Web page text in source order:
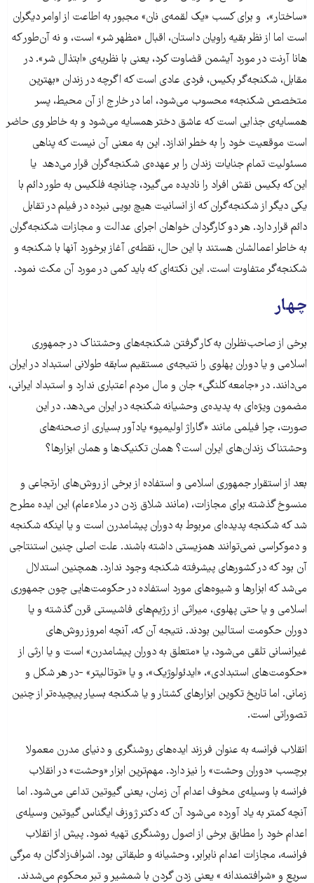
«ساختار»، و برای کسب «یک لقمه‌ی نان» مجبور به اطاعت از اوامر دیگران
است اما از نظر بقیه راویان داستان، اقبال «مظهر شر» است، و نه آن‌طور که
هانا آرنت در مورد آیشمن قضاوت کرد، یعنی با نظریه‌ی «ابتذال شر». در
مقابل، شکنجه‌گر بکیس، فردی عادی است که اگرچه در زندان «بهترین
متخصص شکنجه» محسوب می‌شود، اما در خارج از آن محیط، پسر
همسایه‌ی جذابی است که عاشق دختر همسایه می‌شود و به خاطر وی حاضر
است موقعیت خود را به خطر اندازد. این به معنی آن نیست که پناهی
مسئولیت تمام جنایات زندان را بر عهده‌ی شکنجه‌گران قرار می‌دهد یا
این‌که بکیس نقش افراد را نادیده می‌گیرد، چنانچه فلکیس به طور دائم با
یکی دیگر از شکنجه‌گران که از انسانیت هیچ بویی نبرده در فیلم در تقابل
دائم قرار دارد. هر دو کارگردان خواهان اجرای عدالت و مجازات شکنجه‌گران
به خاطر اعمالشان هستند با این حال، نقطه‌ی آغاز برخورد آنها با شکنجه و
شکنجه‌گر متفاوت است. این نکته‌ای که باید کمی در مورد آن مکث نمود.
چهار
برخی از صاحب‌نظران به کار گرفتن شکنجه‌های وحشتناک در جمهوری
اسلامی و یا دوران پهلوی را نتیجه‌ی مستقیم سابقه طولانی استبداد در ایران
می‌دانند. در «جامعه کلنگی» جان و مال مردم اعتباری ندارد و استبداد ایرانی،
مضمون ویژه‌اى به پدیده‌ی وحشیانه شکنجه در ایران می‌دهد. در این
صورت، چرا فیلمی مانند «گاراژ اولیمپو» یادآور بسیاری از صحنه‌های
وحشتناک زندان‌های ایران است؟ همان تکنیک‌ها و همان ابزارها؟
بعد از استقرار جمهوری اسلامی و استفاده از برخی از روش‌های ارتجاعی و
منسوخ گذشته برای مجازات، (مانند شلاق زدن در ملاءعام) این ایده مطرح
شد که شکنجه پدیده‌ای مربوط به دوران پیشامدرن است و یا اینکه شکنجه
و دموکراسی نمی‌توانند همزیستی داشته باشند. علت اصلی چنین استنتاجی
آن بود که در کشورهای پیشرفته شکنجه وجود ندارد. همچنین استدلال
می‌شد که ابزارها و شیوه‌های مورد استفاده در حکومت‌هایی چون جمهوری
اسلامی و یا حتی پهلوی، میراثی از رژیم‌های فاشیستی قرن گذشته و یا
دوران حکومت استالین بودند. نتیجه آن که، آنچه امروز روش‌های
غیرانسانی تلقی می‌شود، یا «متعلق به دوران پیشامدرن» است و یا ارثی از
«حکومت‌های استبدادی»، «ایدئولوژیک»، و یا «توتالیتر» -در هر شکل و
زمانی. اما تاریخ تکوین ابزارهای کشتار و یا شکنجه بسیار پیچیده‌تر از چنین
تصوراتی است.
انقلاب فرانسه به عنوان فرزند ایده‌های روشنگری و دنیای مدرن معمولا
برچسب «دوران وحشت» را نیز دارد. مهم‌ترین ابزار «وحشت» در انقلاب
فرانسه با وسیله‌ی مخوف اعدام آن زمان، یعنی گیوتین تداعی می‌شود. اما
آنچه کمتر به یاد آورده می‌شود آن که دکتر ژوزف ایگناس گیوتین وسیله‌ی
اعدام خود را مطابق برخی از اصول روشنگری تهیه نمود. پیش از انقلاب
فرانسه، مجازات اعدام نابرابر، وحشیانه و طبقاتی بود. اشراف‌زادگان به مرگی
سریع و «شرافتمندانه » یعنی زدن گردن با شمشیر و تبر محکوم می‌شدند.